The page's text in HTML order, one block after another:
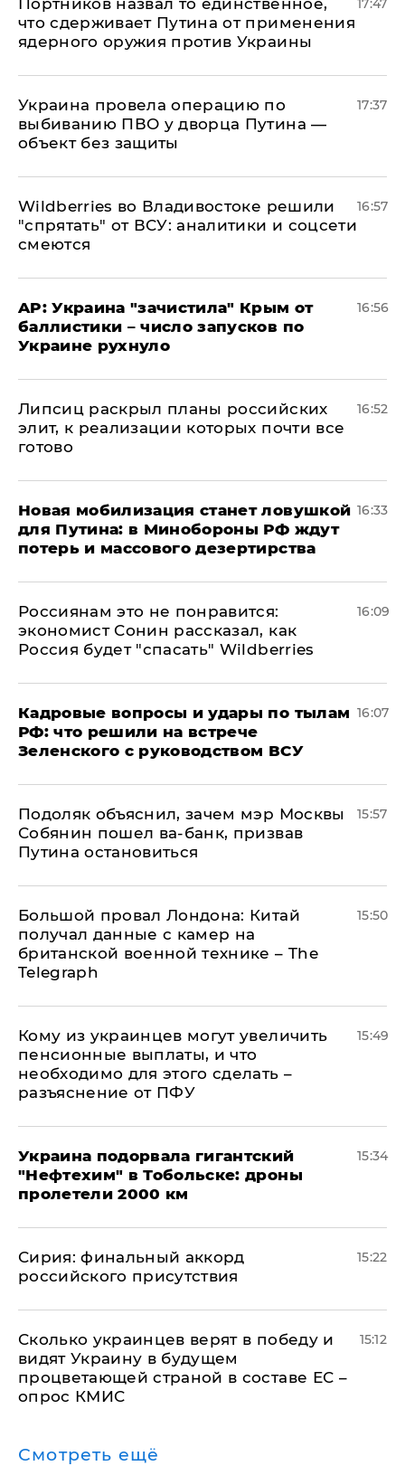
Портников назвал то единственное,
что сдерживает Путина от применения
ядерного оружия против Украины
17:47
Украина провела операцию по
выбиванию ПВО у дворца Путина —
объект без защиты
17:37
Wildberries во Владивостоке решили
"спрятать" от ВСУ: аналитики и соцсети
смеются
16:57
AP: Украина "зачистила" Крым от
баллистики – число запусков по
Украине рухнуло
16:56
Липсиц раскрыл планы российских
элит, к реализации которых почти все
готово
16:52
​Новая мобилизация станет ловушкой
для Путина: в Минобороны РФ ждут
потерь и массового дезертирства
16:33
Россиянам это не понравится:
экономист Сонин рассказал, как
Россия будет "спасать" Wildberries
16:09
Кадровые вопросы и удары по тылам
РФ: что решили на встрече
Зеленского с руководством ВСУ
16:07
Подоляк объяснил, зачем мэр Москвы
Собянин пошел ва-банк, призвав
Путина остановиться
15:57
Большой провал Лондона: Китай
получал данные с камер на
британской военной технике – The
Telegraph
15:50
Кому из украинцев могут увеличить
пенсионные выплаты, и что
необходимо для этого сделать –
разъяснение от ПФУ
15:49
Украина подорвала гигантский
"Нефтехим" в Тобольске: дроны
пролетели 2000 км
15:34
​Сирия: финальный аккорд
российского присутствия
15:22
Сколько украинцев верят в победу и
видят Украину в будущем
процветающей страной в составе ЕС –
опрос КМИС
15:12
Смотреть ещё